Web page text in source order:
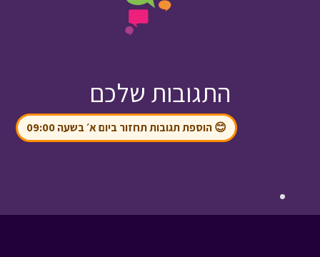
התגובות שלכם
😊 הוספת תגובות תחזור ביום א׳ בשעה 09:00